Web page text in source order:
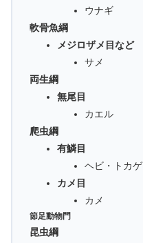
ウナギ
軟骨魚綱
メジロザメ目など
サメ
両生綱
無尾目
カエル
爬虫綱
有鱗目
ヘビ・トカゲ
カメ目
カメ
節足動物門
昆虫綱